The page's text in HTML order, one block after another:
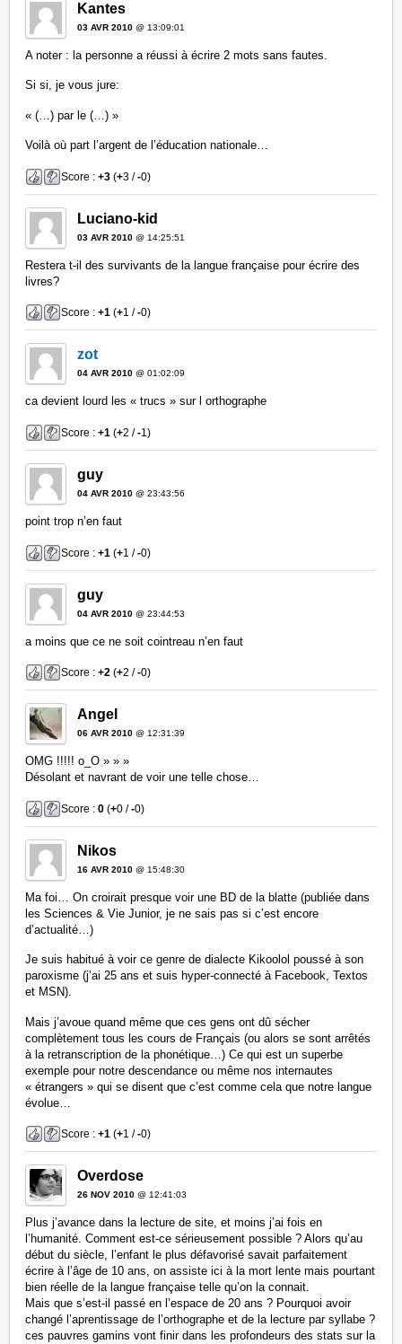
Kantes
03 AVR 2010 @ 13:09:01
A noter : la personne a réussi à écrire 2 mots sans fautes.
Si si, je vous jure:
« (…) par le (…) »
Voilà où part l’argent de l’éducation nationale…
Score :+3 (+3 /-0)
Luciano-kid
03 AVR 2010 @ 14:25:51
Restera t-il des survivants de la langue française pour écrire des
livres?
Score :+1 (+1 /-0)
zot
04 AVR 2010 @ 01:02:09
ca devient lourd les « trucs » sur l orthographe
Score :+1 (+2 /-1)
guy
04 AVR 2010 @ 23:43:56
point trop n’en faut
Score :+1 (+1 /-0)
guy
04 AVR 2010 @ 23:44:53
a moins que ce ne soit cointreau n’en faut
Score :+2 (+2 /-0)
Angel
06 AVR 2010 @ 12:31:39
OMG !!!!! o_O » » »
Désolant et navrant de voir une telle chose…
Score :0 (+0 /-0)
Nikos
16 AVR 2010 @ 15:48:30
Ma foi… On croirait presque voir une BD de la blatte (publiée dans
les Sciences & Vie Junior, je ne sais pas si c’est encore
d’actualité…)
Je suis habitué à voir ce genre de dialecte Kikoolol poussé à son
paroxisme (j’ai 25 ans et suis hyper-connecté à Facebook, Textos
et MSN).
Mais j’avoue quand même que ces gens ont dû sécher
complètement tous les cours de Français (ou alors se sont arrêtés
à la retranscription de la phonétique…) Ce qui est un superbe
exemple pour notre descendance ou même nos internautes
« étrangers » qui se disent que c’est comme cela que notre langue
évolue…
Score :+1 (+1 /-0)
Overdose
26 NOV 2010 @ 12:41:03
Plus j’avance dans la lecture de site, et moins j’ai fois en
l’humanité. Comment est-ce sérieusement possible ? Alors qu’au
début du siècle, l’enfant le plus défavorisé savait parfaitement
écrire à l’âge de 10 ans, on assiste ici à la mort lente mais pourtant
bien réelle de la langue française telle qu’on la connait.
Mais que s’est-il passé en l’espace de 20 ans ? Pourquoi avoir
changé l’aprentissage de l’orthographe et de la lecture par syllabe ?
ces pauvres gamins vont finir dans les profondeurs des stats sur la